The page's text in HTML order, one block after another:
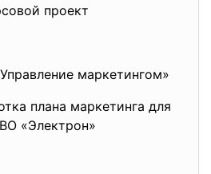
проект
маркетингом»
плана маркетинга для
«Электрон»